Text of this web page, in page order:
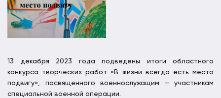
13 декабря 2023 года подведены итоги областного
конкурса творческих работ «В жизни всегда есть место
подвигу», посвященного военнослужащим – участникам
специальной военной операции.